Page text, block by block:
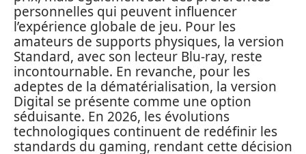
personnelles qui peuvent influencer
l’expérience globale de jeu. Pour les
amateurs de supports physiques, la version
Standard, avec son lecteur Blu-ray, reste
incontournable. En revanche, pour les
adeptes de la dématérialisation, la version
Digital se présente comme une option
séduisante. En 2026, les évolutions
technologiques continuent de redéfinir les
standards du gaming, rendant cette décision